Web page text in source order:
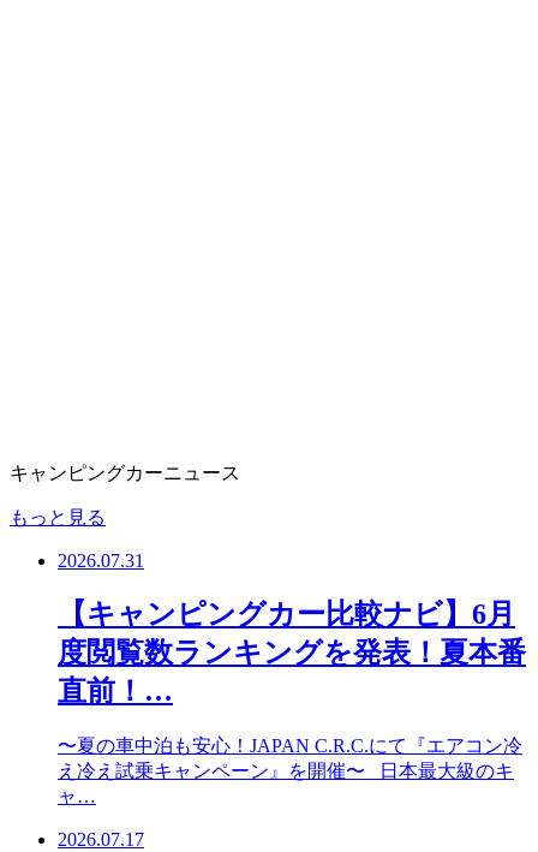
キャンピングカーニュース
もっと見る
2026.07.31
【キャンピングカー比較ナビ】6月
度閲覧数ランキングを発表！夏本番
直前！…
〜夏の車中泊も安心！JAPAN C.R.C.にて『エアコン冷
え冷え試乗キャンペーン』を開催〜 日本最大級のキ
ャ…
2026.07.17